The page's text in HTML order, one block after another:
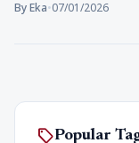
By Eka•07/01/2026
sellPopular